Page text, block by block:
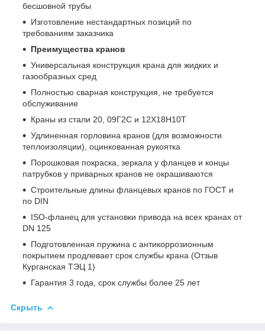
бесшовной трубы
Изготовление нестандартных позиций по
требованиям заказчика
Преимущества кранов
Универсальная конструкция крана для жидких и
газообразных сред
Полностью сварная конструкция, не требуется
обслуживание
Краны из стали 20, 09Г2С и 12Х18Н10Т
Удлиненная горловина кранов (для возможности
теплоизоляции), оцинкованная рукоятка
Порошковая покраска, зеркала у фланцев и концы
патрубков у приварных кранов не окрашиваются
Строительные длины фланцевых кранов по ГОСТ и
по DIN
ISO-фланец для установки привода на всех кранах от
DN 125
Подготовленная пружина с антикоррозионным
покрытием продлевает срок службы крана (Отзыв
Курганская ТЭЦ 1)
Гарантия 3 года, срок службы более 25 лет
Скрыть